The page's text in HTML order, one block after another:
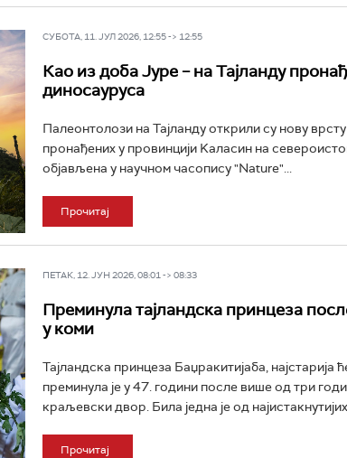
СУБОТА, 11. ЈУЛ 2026, 12:55 -> 12:55
Као из доба Јуре – на Тајланду
диносауруса
Палеонтолози на Тајланду открили су нову
пронађених у провинцији Kаласин на
објављена у научном часопису "Nature"...
Прочитај
ПЕТАК, 12. ЈУН 2026, 08:01 -> 08:33
Преминула тајландска принцеза
у коми
Тајландска принцеза Баџракитијаба,
преминула је у 47. години после више од три
краљевски двор. Била једна је од најистакнутијих...
Прочитај